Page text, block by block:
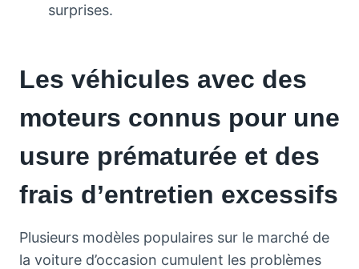
surprises.
Les véhicules avec des
moteurs connus pour une
usure prématurée et des
frais d’entretien excessifs
Plusieurs modèles populaires sur le marché de
la voiture d’occasion cumulent les problèmes